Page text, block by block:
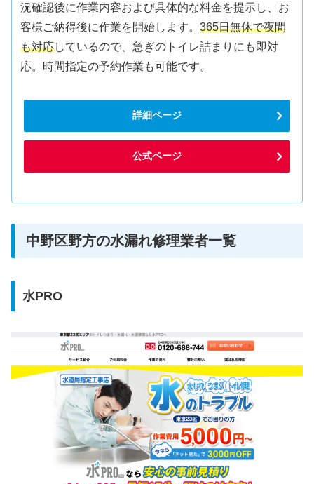
況確認後に作業内容および具体的な料金を提示し、お
客様ご納得後に作業を開始します。365日無休で夜間
も対応しているので、急ぎのトイレ詰まりにも即対
応。時間指定の予約作業も可能です。
詳細ページ
公式ページ
中野区野方の水漏れ修理業者一覧
水PRO